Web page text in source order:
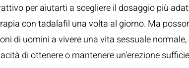
per aiutarti a scegliere il dosaggio più
con tadalafil una volta al giorno. Ma
di uomini a vivere una vita sessuale
di ottenere o mantenere un’erezione